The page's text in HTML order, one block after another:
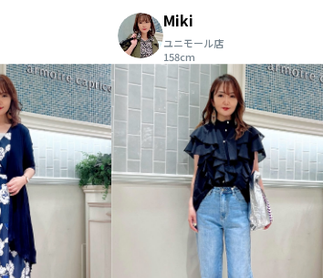
Miki
ユニモール店
158cm